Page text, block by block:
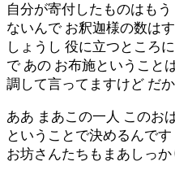
自分が寄付したものはも
ないんで お釈迦様の数は
しょうし 役に立つところ
で あの お布施ということ
調して言ってますけど だ
ああ まあこの一人 このお
ということで決めるんで
お坊さんたちもまあしっ